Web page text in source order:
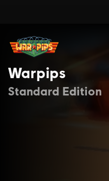
Warpips
Standard Edition